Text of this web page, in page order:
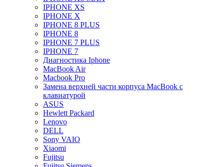
IPHONE XS
IPHONE X
IPHONE 8 PLUS
IPHONE 8
IPHONE 7 PLUS
IPHONE 7
Диагностика Iphone
MacBook Air
Macbook Pro
Замена верхней части корпуса MacBook с
клавиатурой
ASUS
Hewlett Packard
Lenovo
DELL
Sony VAIO
Xiaomi
Fujitsu